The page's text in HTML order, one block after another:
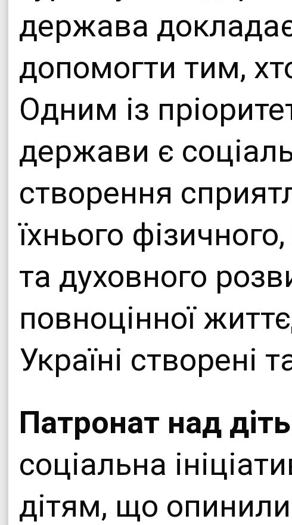
держава
допомогти тим,
Одним із
держави є
створення
їхнього
та духовного
повноцінної
Україні створені
Патронат над
соціальна
дітям, що